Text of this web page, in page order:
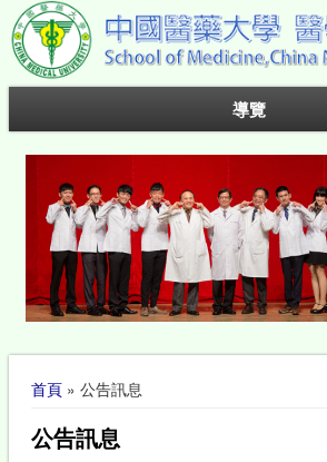
導覽
您在這裡
首頁» 公告訊息
公告訊息